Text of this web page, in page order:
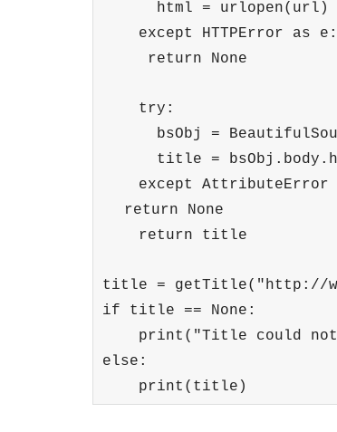
html = urlopen(url)
except HTTPError as e:
return None
try:
bsObj =
title =
except AttributeError
return None
return title
title = getTitle("http://
if title == None:
print("Title could not
else:
print(title)